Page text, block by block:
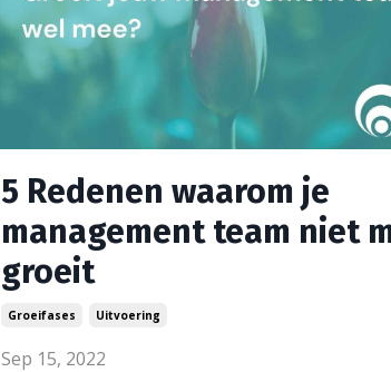
5 Redenen waarom je
management team niet
groeit
Groeifases Uitvoering
Sep 15, 2022